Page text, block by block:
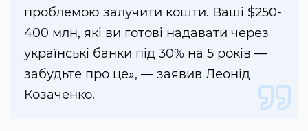
проблемою залучити кошти. Ваші $250-
400 млн, які ви готові надавати через
українські банки під 30% на 5 років —
забудьте про це», — заявив Леонід
Козаченко.